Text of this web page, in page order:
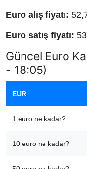
Euro alış fiyatı:
Euro satış fiyatı:
Güncel Euro
- 18:05)
EUR
1 euro ne kadar?
10 euro ne kadar?